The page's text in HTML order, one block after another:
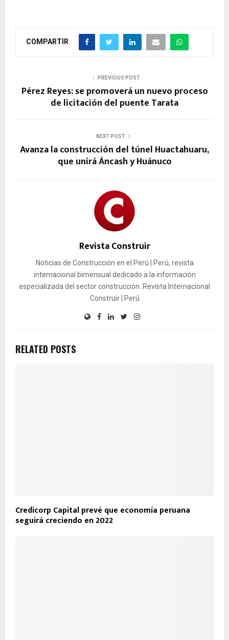
COMPARTIR
PREVIOUS POST
Pérez Reyes: se promoverá un nuevo proceso
de licitación del puente Tarata
NEXT POST
Avanza la construcción del túnel Huactahuaru,
que unirá Áncash y Huánuco
Revista Construir
Noticias de Construcción en el Perú | Perú, revista
internacional bimensual dedicado a la información
especializada del sector construcción. Revista Internacional
Construir | Perú
RELATED POSTS
Credicorp Capital prevé que economía peruana
seguirá creciendo en 2022